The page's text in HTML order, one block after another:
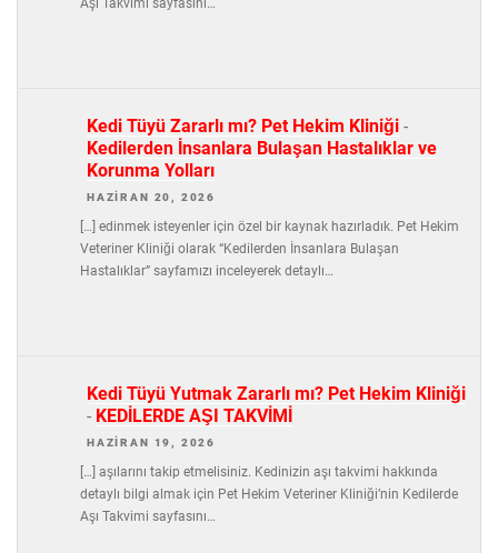
Kedi Tüyü Zararlı mı? Pet Hekim Kliniği -
Kedilerden İnsanlara Bulaşan Hastalıklar ve
Korunma Yolları
HAZIRAN 20, 2026
[…] edinmek isteyenler için özel bir kaynak hazırladık. Pet Hekim
Veteriner Kliniği olarak “Kedilerden İnsanlara Bulaşan
Hastalıklar” sayfamızı inceleyerek detaylı…
Kedi Tüyü Yutmak Zararlı mı? Pet Hekim Kliniği
- KEDİLERDE AŞI TAKVİMİ
HAZIRAN 19, 2026
[…] aşılarını takip etmelisiniz. Kedinizin aşı takvimi hakkında
detaylı bilgi almak için Pet Hekim Veteriner Kliniği’nin Kedilerde
Aşı Takvimi sayfasını…